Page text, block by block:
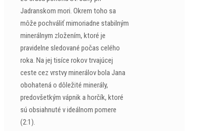
Jadranskom mori. Okrem toho sa
môže pochváliť mimoriadne stabilným
minerálnym zložením, ktoré je
pravidelne sledované počas celého
roka. Na jej tisíce rokov trvajúcej
ceste cez vrstvy minerálov bola Jana
obohatená o dôležité minerály,
predovšetkým vápnik a horčík, ktoré
sú obsiahnuté v ideálnom pomere
(2:1).